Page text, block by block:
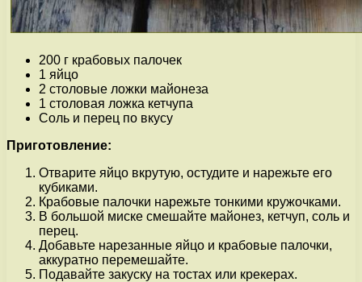
200 г крабовых палочек
1 яйцо
2 столовые ложки майонеза
1 столовая ложка кетчупа
Соль и перец по вкусу
Приготовление:
Отварите яйцо вкрутую, остудите и нарежьте его
кубиками.
Крабовые палочки нарежьте тонкими кружочками.
В большой миске смешайте майонез, кетчуп, соль и
перец.
Добавьте нарезанные яйцо и крабовые палочки,
аккуратно перемешайте.
Подавайте закуску на тостах или крекерах.